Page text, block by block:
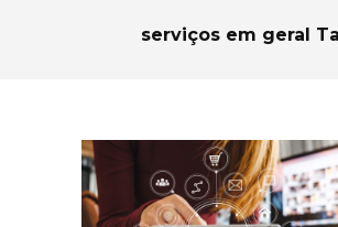
serviços em geral